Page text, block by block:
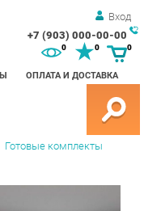
Вход
+7 (903) 000-00-00
ОПЛАТА И ДОСТАВКА
0 0
Готовые комплекты